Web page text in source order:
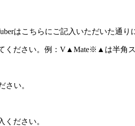
はこちらにご記入いただいた通り
ください。例：V▲Mate※▲は半角
さい。
ださい。